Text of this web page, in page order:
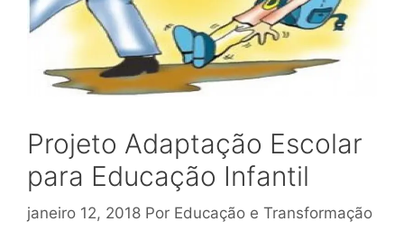
Projeto Adaptação Escolar
para Educação Infantil
janeiro 12, 2018 Por Educação e Transformação